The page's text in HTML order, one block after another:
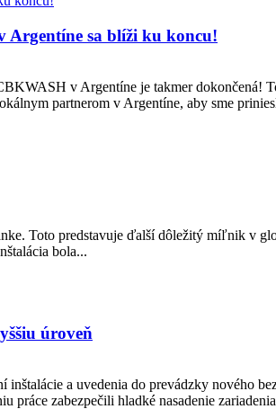
Argentíne sa blíži ku koncu!
v Argentíne je takmer dokončená!
partnerom v Argentíne, aby sme
Toto predstavuje ďalší dôležitý míľnik v
bola...
úroveň
a uvedenia do prevádzky nového
práce zabezpečili hladké nasadenie